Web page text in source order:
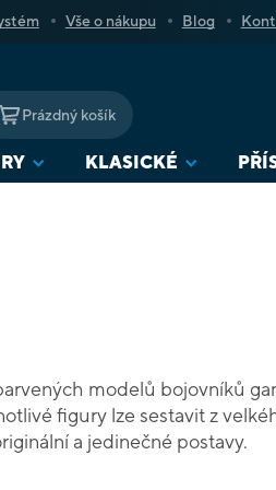
Vše o nákupu Blog
NÁKUPNÍ
KOŠÍK
Prázdný košík
KLASICKÉ
modelů bojovníků
figury lze sestavit z
a jedinečné postavy.